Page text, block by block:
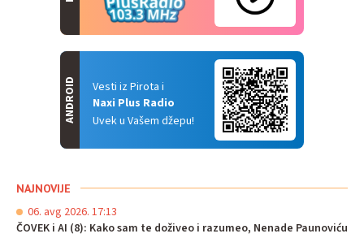
Vesti iz Pirota i
Naxi Plus Radio
Uvek u Vašem džepu!
ANDROID
NAJNOVIJE
06. avg 2026. 17:13
ČOVEK i AI (8): Kako sam te doživeo i razumeo, Nenade Paunoviću